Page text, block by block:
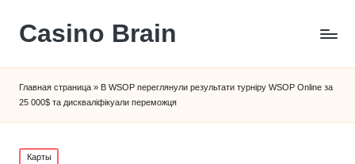
Сasino Brain
Главная страница » В WSOP переглянули результати турніру WSOP Online за
25 000$ та дискваліфікуали переможця
Posted
Карты